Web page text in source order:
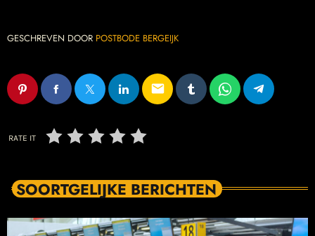
GESCHREVEN DOOR POSTBODE BERGEIJK
email
RATE IT
SOORTGELIJKE BERICHTEN